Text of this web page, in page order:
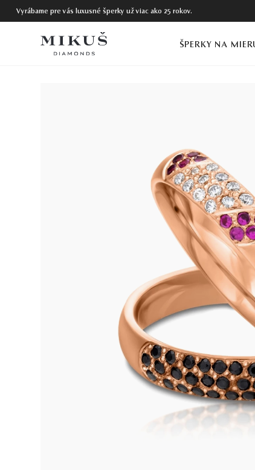
Vyrábame pre vás luxusné šperky už viac ako 25 rokov.
ŠPERKY NA